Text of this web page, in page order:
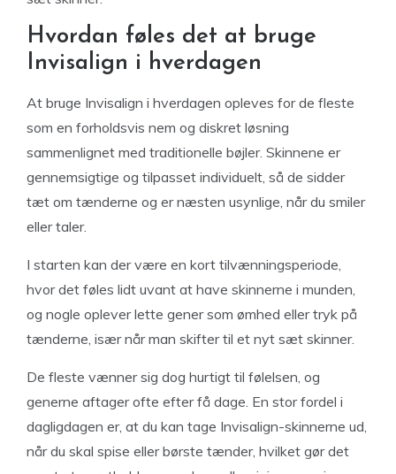
Hvordan føles det at bruge
Invisalign i hverdagen
At bruge Invisalign i hverdagen opleves for de fleste
som en forholdsvis nem og diskret løsning
sammenlignet med traditionelle bøjler. Skinnene er
gennemsigtige og tilpasset individuelt, så de sidder
tæt om tænderne og er næsten usynlige, når du smiler
eller taler.
I starten kan der være en kort tilvænningsperiode,
hvor det føles lidt uvant at have skinnerne i munden,
og nogle oplever lette gener som ømhed eller tryk på
tænderne, især når man skifter til et nyt sæt skinner.
De fleste vænner sig dog hurtigt til følelsen, og
generne aftager ofte efter få dage. En stor fordel i
dagligdagen er, at du kan tage Invisalign-skinnerne ud,
når du skal spise eller børste tænder, hvilket gør det